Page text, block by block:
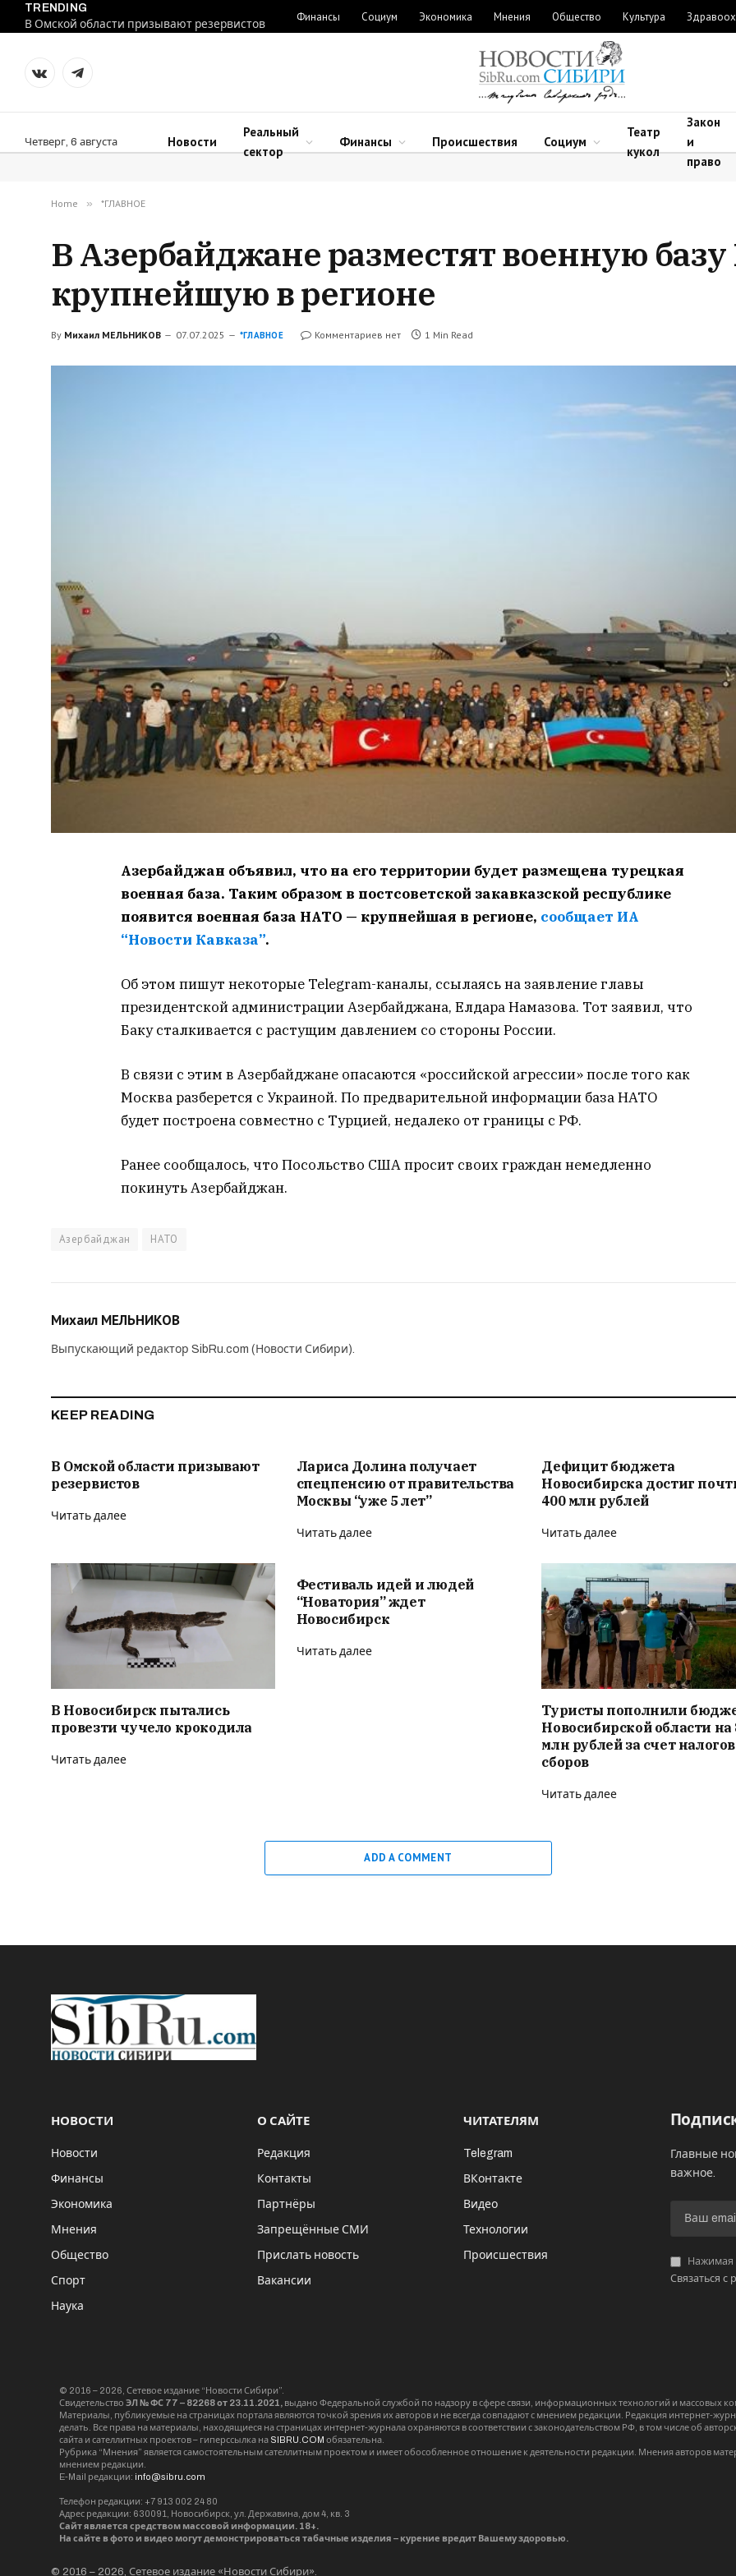
TRENDING
В Омской области призывают резервистов
Финансы Социум Экономика Мнения Общество Культура
VKontakteTelegram
Четверг, 6 августа Новости
Реальный
сектор
Финансы Происшествия Социум
Театр
кукол
Закон
и
право
Home » *ГЛАВНОЕ
В Азербайджане разместят военную
крупнейшую в регионе
By Михаил МЕЛЬНИКОВ 07.07.2025 *ГЛАВНОЕ Комментариев нет 1 Min Read
Азербайджан объявил, что на его территории будет размещена турецкая
военная база. Таким образом в постсоветской закавказской республике
появится военная база НАТО — крупнейшая в регионе, сообщает ИА
“Новости Кавказа”.
Об этом пишут некоторые Telegram-каналы, ссылаясь на заявление главы
президентской администрации Азербайджана, Елдара Намазова. Тот заявил, что
Баку сталкивается с растущим давлением со стороны России.
В связи с этим в Азербайджане опасаются «российской агрессии» после того как
Москва разберется с Украиной. По предварительной информации база НАТО
будет построена совместно с Турцией, недалеко от границы с РФ.
Ранее сообщалось, что Посольство США просит своих граждан немедленно
покинуть Азербайджан.
Азербайджан НАТО
Михаил МЕЛЬНИКОВ
Выпускающий редактор SibRu.com (Новости Сибири).
KEEP READING
В Омской области призывают
резервистов
Читать далее
Лариса Долина получает
спецпенсию от правительства
Москвы “уже 5 лет”
Читать далее
Дефицит бюджета
Новосибирска достиг
400 млн рублей
Читать далее
В Новосибирск пытались
провезти чучело крокодила
Читать далее
Фестиваль идей и людей
“Новатория” ждет
Новосибирск
Читать далее
Туристы пополнили
Новосибирской области на
млн рублей за счет
сборов
Читать далее
ADD A COMMENT
НОВОСТИ
Новости
Финансы
Экономика
Мнения
Общество
Спорт
Наука
О САЙТЕ
Редакция
Контакты
Партнёры
Запрещённые СМИ
Прислать новость
Вакансии
ЧИТАТЕЛЯМ
Telegram
ВКонтакте
Видео
Технологии
Происшествия
Главные
важное.
Нажимая
Связаться с
© 2016 – 2026, Сетевое издание “Новости Сибири”.
Свидетельство ЭЛ № ФС 77 – 82268 от 23.11.2021, выдано Федеральной службой по надзору в сфере связи, информационных технологий и массовых
Материалы, публикуемые на страницах портала являются точкой зрения их авторов и не всегда совпадают с мнением редакции. Редакция интернет-
делать. Все права на материалы, находящиеся на страницах интернет-журнала охраняются в соответствии с законодательством РФ, в том числе об
сайта и сателлитных проектов – гиперссылка на SIBRU.COM обязательна.
Рубрика “Мнения” является самостоятельным сателлитным проектом и имеет обособленное отношение к деятельности редакции. Мнения авторов
мнением редакции.
E-Mail редакции: info@sibru.com
Телефон редакции: +7 913 002 24 80
Адрес редакции: 630091, Новосибирск, ул. Державина, дом 4, кв. 3
Сайт является средством массовой информации. 18+.
На сайте в фото и видео могут демонстрироваться табачные изделия – курение вредит Вашему здоровью.
© 2016 – 2026, Сетевое издание «Новости Сибири».